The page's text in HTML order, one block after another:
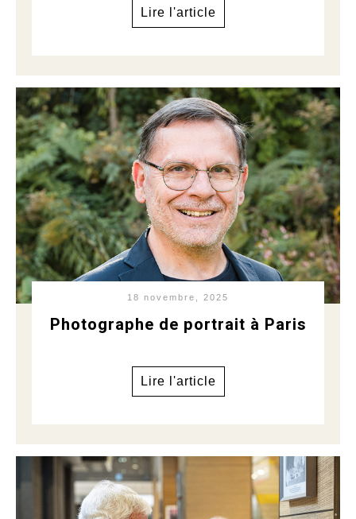
Lire l'article
18 novembre, 2025
Photographe de portrait à Paris
Lire l'article